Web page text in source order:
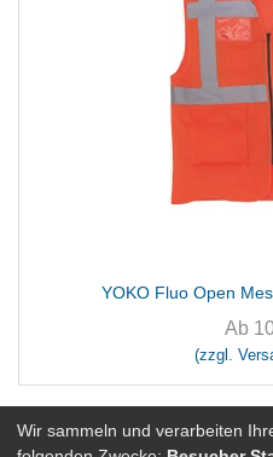
YOKO Fluo Open
Ab
(zzgl.
Wir sammeln und verarbeiten